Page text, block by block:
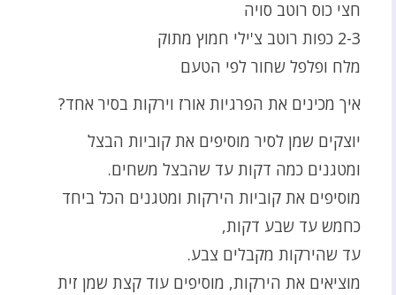
חצי כוס רוטב סויה
2-3 כפות רוטב צ'ילי חמוץ מתוק
מלח ופלפל שחור לפי הטעם
איך מכינים את הפרגיות אורז וירקות בסיר אחד?
יוצקים שמן לסיר מוסיפים את קוביות הבצל
ומטגנים כמה דקות עד שהבצל משחים.
מוסיפים את קוביות הירקות ומטגנים הכל ביחד
כחמש עד שבע דקות,
עד שהירקות מקבלים צבע.
מוציאים את הירקות, מוסיפים עוד קצת שמן זית